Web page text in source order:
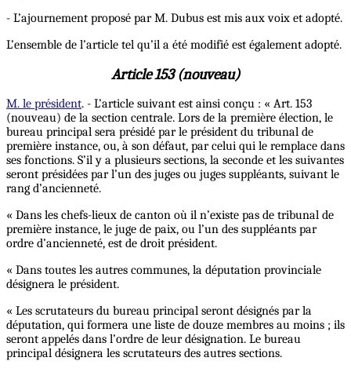
- L’ajournement proposé par M. Dubus est mis aux voix et adopté.
L’ensemble de l’article tel qu’il a été modifié est également adopté.
Article 153 (nouveau)
M. le président. - L’article suivant est ainsi conçu : « Art. 153
(nouveau) de la section centrale. Lors de la première élection, le
bureau principal sera présidé par le président du tribunal de
première instance, ou, à son défaut, par celui qui le remplace dans
ses fonctions. S’il y a plusieurs sections, la seconde et les suivantes
seront présidées par l’un des juges ou juges suppléants, suivant le
rang d’ancienneté.
« Dans les chefs-lieux de canton où il n’existe pas de tribunal de
première instance, le juge de paix, ou l’un des suppléants par
ordre d’ancienneté, est de droit président.
« Dans toutes les autres communes, la députation provinciale
désignera le président.
« Les scrutateurs du bureau principal seront désignés par la
députation, qui formera une liste de douze membres au moins ; ils
seront appelés dans l’ordre de leur désignation. Le bureau
principal désignera les scrutateurs des autres sections.